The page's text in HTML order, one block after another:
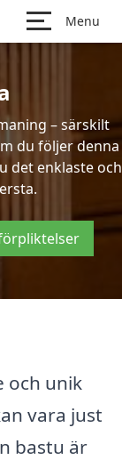
Menu
– särskilt
du följer denna
det enklaste och
och unik
vara just
bastu är